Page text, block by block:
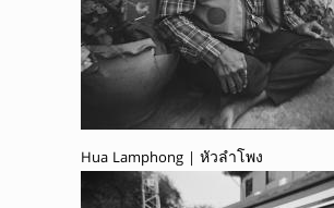
Hua Lamphong | หัวลำโพง